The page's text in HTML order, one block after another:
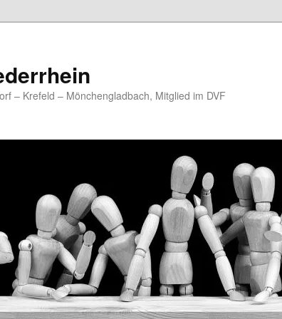
– Krefeld – Mönchengladbach, Mitglied im DVF